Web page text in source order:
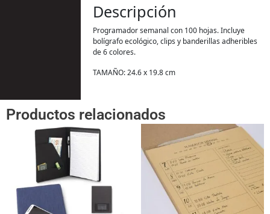
Descripción
Programador semanal con 100 hojas. Incluye
bolígrafo ecológico, clips y banderillas adheribles
de 6 colores.
TAMAÑO: 24.6 x 19.8 cm
Productos relacionados